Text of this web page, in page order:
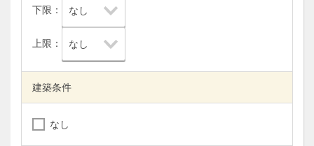
下限：
上限：
建築条件
なし